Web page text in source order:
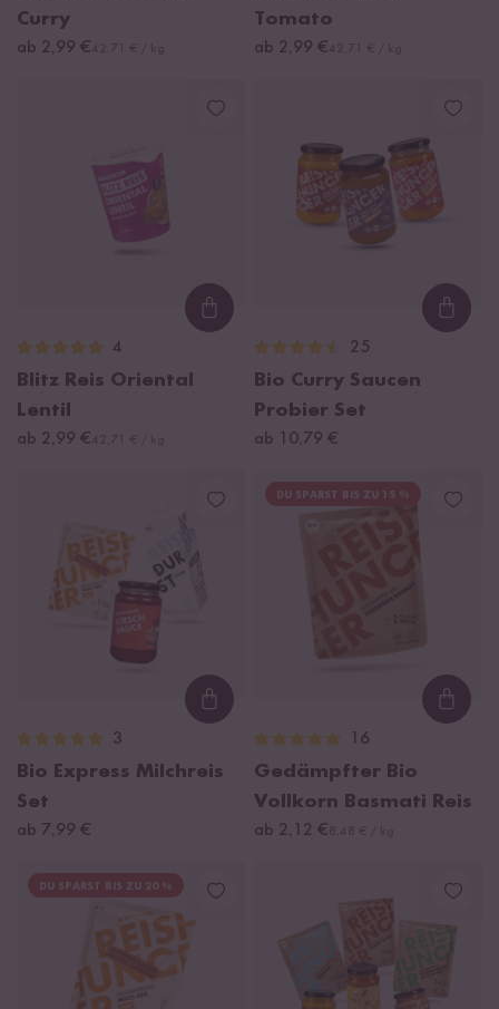
Curry
ab 2,99 €
Tomato
ab 2,99 €
Loading...
4
Blitz Reis Oriental
Lentil
ab 2,99 €
25
Bio Curry Saucen
Probier Set
ab 10,79 €
Loading...
3
Bio Express Milchreis
Set
ab 7,99 €
DU SPARST BIS ZU 15 %
16
Gedämpfter Bio
Vollkorn Basmati Reis
ab 2,12 €
DU SPARST BIS ZU 20 %